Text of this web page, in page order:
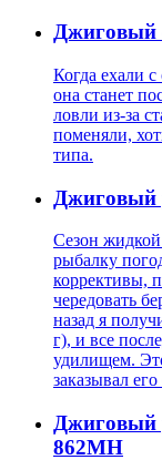
Джиговый
Когда ехали
она станет
ловли из-за
поменяли,
типа.
Джиговый
Сезон
рыбалку
коррективы,
чередовать
назад я
г), и все
удилищем.
заказывал
Джиговый
862MH